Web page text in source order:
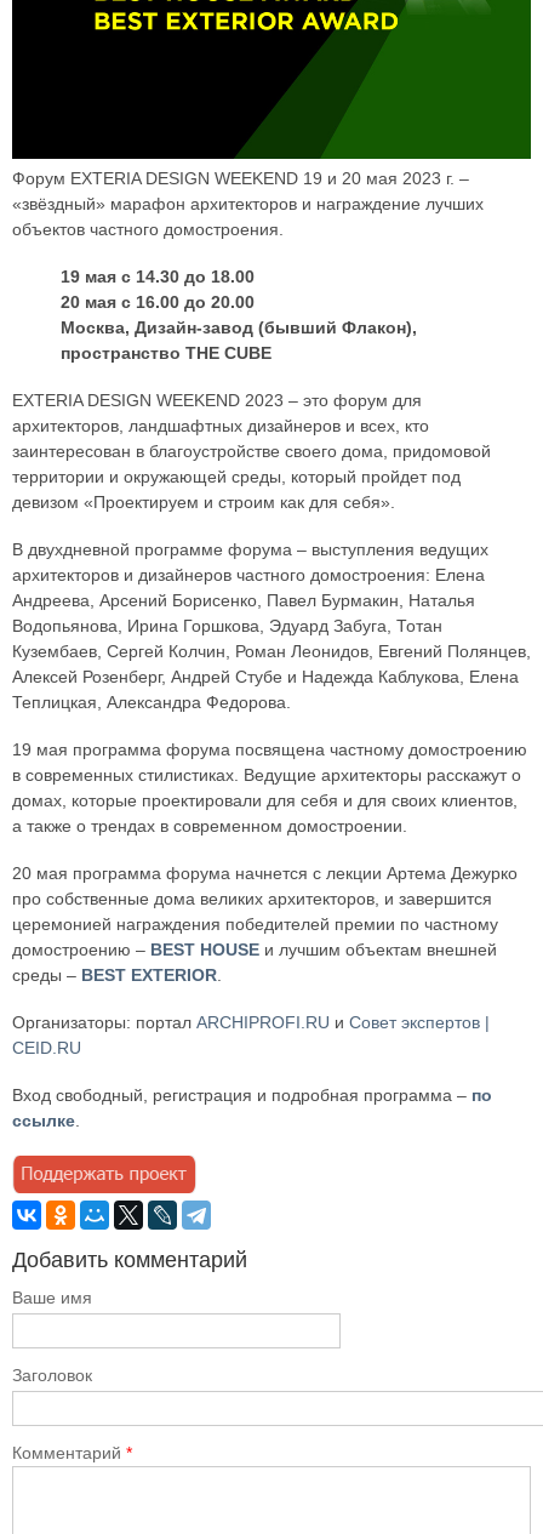
Форум EXTERIA DESIGN WEEKEND 19 и 20 мая 2023 г. –
«звёздный» марафон архитекторов и награждение лучших
объектов частного домостроения.
19 мая с 14.30 до 18.00
20 мая с 16.00 до 20.00
Москва, Дизайн-завод (бывший Флакон),
пространство THE CUBE
EXTERIA DESIGN WEEKEND 2023 – это форум для
архитекторов, ландшафтных дизайнеров и всех, кто
заинтересован в благоустройстве своего дома, придомовой
территории и окружающей среды, который пройдет под
девизом «Проектируем и строим как для себя».
В двухдневной программе форума – выступления ведущих
архитекторов и дизайнеров частного домостроения: Елена
Андреева, Арсений Борисенко, Павел Бурмакин, Наталья
Водопьянова, Ирина Горшкова, Эдуард Забуга, Тотан
Кузембаев, Сергей Колчин, Роман Леонидов, Евгений Полянцев,
Алексей Розенберг, Андрей Стубе и Надежда Каблукова, Елена
Теплицкая, Александра Федорова.
19 мая программа форума посвящена частному домостроению
в современных стилистиках. Ведущие архитекторы расскажут о
домах, которые проектировали для себя и для своих клиентов,
а также о трендах в современном домостроении.
20 мая программа форума начнется с лекции Артема Дежурко
про собственные дома великих архитекторов, и завершится
церемонией награждения победителей премии по частному
домостроению – BEST HOUSE и лучшим объектам внешней
среды – BEST EXTERIOR
Организаторы: портал ARCHIPROFI.RU и Совет экспертов |
CEID.RU
Вход свободный, регистрация и подробная программа – по
ссылке
Добавить комментарий
Ваше имя
Заголовок
Комментарий *